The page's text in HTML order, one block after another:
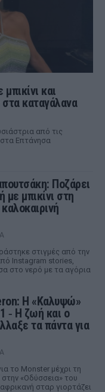
και
καταγάλανα
από τις
Επτάνησα
Ποζάρει
με μπικίνι στη
στιγμές από την
Instagram stories,
στο νερό με τα αγόρια
Η «Καλυψώ»
‑ H ζωή και ο
τα πάντα για
το Monster μέχρι τη
«Οδύσσεια» του
σταρ γιορτάζει